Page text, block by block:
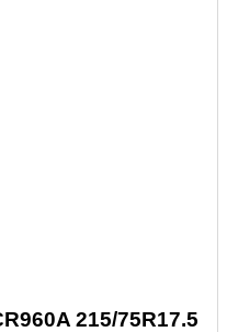
215/75R17.5